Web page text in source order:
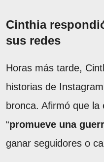
Cinthia
sus redes
Horas más tarde,
historias de
bronca. Afirmó que la
“promueve una
ganar seguidores o